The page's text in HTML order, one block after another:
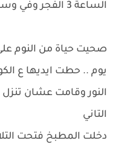
الساعة 3 الفجر وفي وسط ما البيت كله نايم ...
صحيت حياة من النوم
يوم .. حطت ايديها ع
النور وقامت عشان
التاني
دخلت المطبخ فتحت